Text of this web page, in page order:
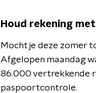
Houd rekening
Mocht je deze zomer
Afgelopen maandag
86.000 vertrekkende
paspoortcontrole.